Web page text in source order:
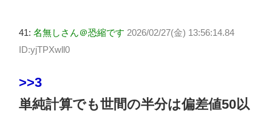
41: 名無しさん＠恐縮です 2026/02/27(金) 13:56:14.84
ID:yjTPXwll0
>>3
単純計算でも世間の半分は偏差値50以